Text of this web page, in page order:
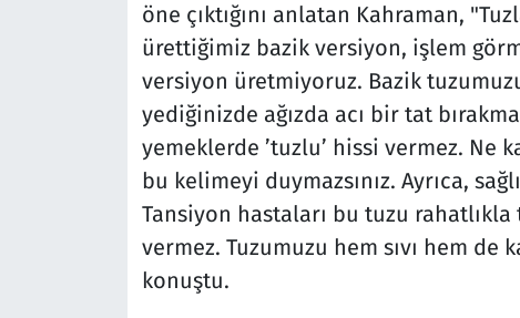
öne çıktığını anlatan Kahraman,
ürettiğimiz bazik versiyon, işlem
versiyon üretmiyoruz. Bazik
yediğinizde ağızda acı bir tat
yemeklerde ’tuzlu’ hissi vermez. Ne
bu kelimeyi duymazsınız. Ayrıca,
Tansiyon hastaları bu tuzu
vermez. Tuzumuzu hem sıvı hem
konuştu.